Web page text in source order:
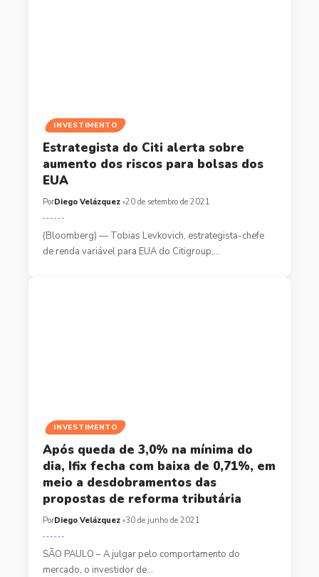
INVESTIMENTO
Estrategista do Citi alerta sobre
aumento dos riscos para bolsas dos
EUA
PorDiego Velázquez 20 de setembro de 2021
(Bloomberg) — Tobias Levkovich, estrategista-chefe
de renda variável para EUA do Citigroup,…
INVESTIMENTO
Após queda de 3,0% na mínima do
dia, Ifix fecha com baixa de 0,71%, em
meio a desdobramentos das
propostas de reforma tributária
PorDiego Velázquez 30 de junho de 2021
SÃO PAULO – A julgar pelo comportamento do
mercado, o investidor de…